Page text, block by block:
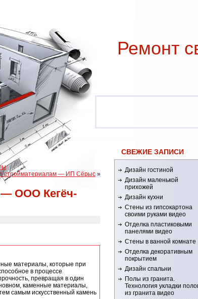
Ремонт
стройматериалам — ИП Сёрыс »
— ООО Кегёч-
материалы, которые при
в процессе
превращая в один
каменные материалы,
самым искусственный камень
СВЕЖИЕ ЗАПИСИ
Дизайн гостиной
Дизайн маленькой
прихожей
Дизайн кухни
Стены из гипсокартона
своими руками видео
Отделка пластиковыми
панелями видео
Стены в ванной комнате
Отделка декоративным
покрытием
Дизайн спальни
Полы из гранита.
Технология укладки
из гранита видео